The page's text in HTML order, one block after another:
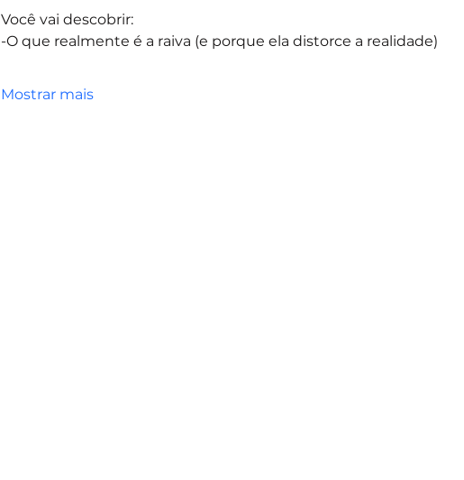
Você vai descobrir:
-O que realmente é a raiva (e porque ela distorce a realidade)
Mostrar mais